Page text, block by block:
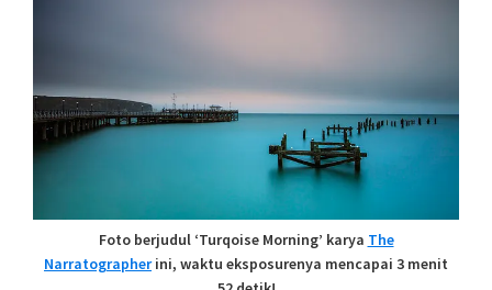
Foto berjudul ‘Turqoise Morning’ karya The
Narratographerini, waktu eksposurenya mencapai 3 menit